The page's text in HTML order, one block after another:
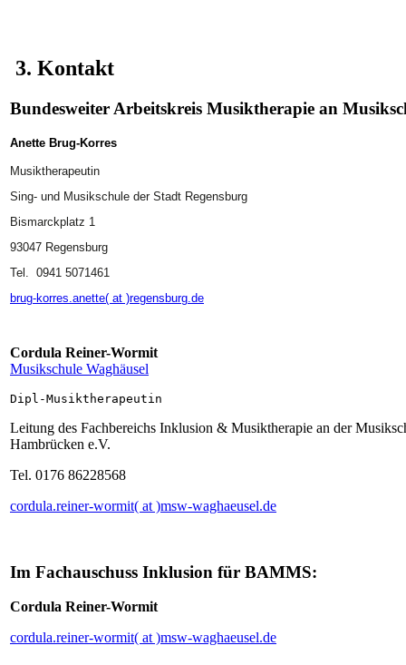
3. Kontakt
Bundesweiter Arbeitskreis Musiktherapie an
Anette Brug-Korres
Musiktherapeutin
Sing- und Musikschule der Stadt Regensburg
Bismarckplatz 1
93047 Regensburg
Tel. 0941 5071461
brug-korres.anette( at )regensburg.de
Cordula Reiner-Wormit
Musikschule Waghäusel
Dipl-Musiktherapeutin
Leitung des Fachbereichs Inklusion & Musiktherapie an der
Hambrücken e.V.
Tel. 0176 86228568
cordula.reiner-wormit( at )msw-waghaeusel.de
Im Fachauschuss Inklusion für BAMMS:
Cordula Reiner-Wormit
cordula.reiner-wormit( at )msw-waghaeusel.de